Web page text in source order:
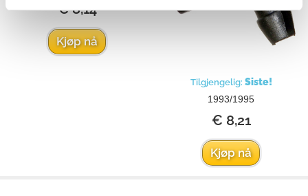
€ 8,14
Kjøp nå
Tilgjengelig: Siste!
1993/1995
€ 8,21
Kjøp nå